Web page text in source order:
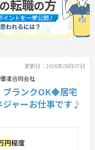
更新日：2026年08月07日
優凜合同会社
ブランクOK◆居宅
ャーお仕事です♪
円程度